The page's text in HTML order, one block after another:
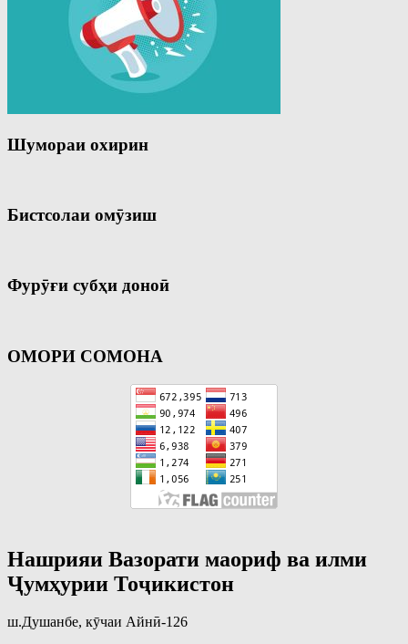
Шумораи охирин
Бистсолаи омӯзиш
Фурӯғи субҳи доноӣ
ОМОРИ СОМОНА
Нашрияи Вазорати маориф ва илми
Ҷумҳурии Тоҷикистон
ш.Душанбе, кӯчаи Айнӣ-126